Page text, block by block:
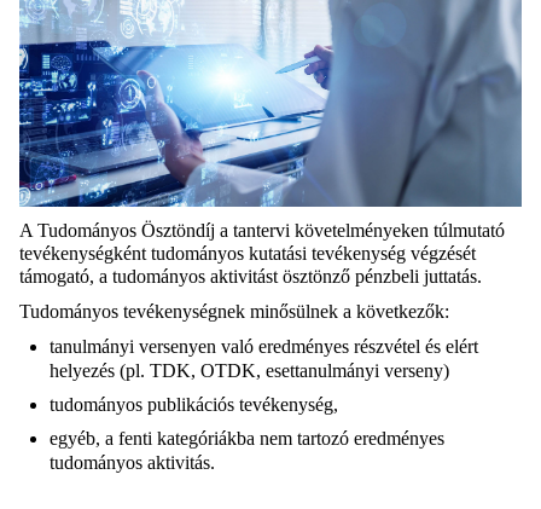
A Tudományos Ösztöndíj a tantervi követelményeken túlmutató
tevékenységként tudományos kutatási tevékenység végzését
támogató, a tudományos aktivitást ösztönző pénzbeli juttatás.
Tudományos tevékenységnek minősülnek a következők:
tanulmányi versenyen való eredményes részvétel és elért
helyezés (pl. TDK, OTDK, esettanulmányi verseny)
tudományos publikációs tevékenység,
egyéb, a fenti kategóriákba nem tartozó eredményes
tudományos aktivitás.